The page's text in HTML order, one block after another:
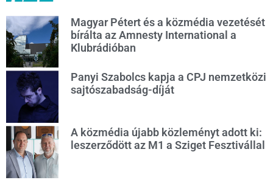
Magyar Pétert és a közmédia vezetését
bírálta az Amnesty International a
Klubrádióban
Panyi Szabolcs kapja a CPJ nemzetközi
sajtószabadság-díját
A közmédia újabb közleményt adott ki:
leszerződött az M1 a Sziget Fesztivállal